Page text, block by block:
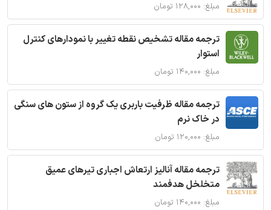
مبلغ: ۱۲۸,۰۰۰ تومان
ترجمه مقاله تشخیص نقطه تغییر با نمودارهای کنترل
استوار
مبلغ: ۱۴۰,۰۰۰ تومان
ترجمه مقاله ظرفیت باربری یک گروه از ستون های سنگی
در خاک نرم
مبلغ: ۱۲۰,۰۰۰ تومان
ترجمه مقاله آنالیز ارتعاش اجباری تیرهای عمیق
متخلخل هدفمند
مبلغ: ۱۴۰,۰۰۰ تومان